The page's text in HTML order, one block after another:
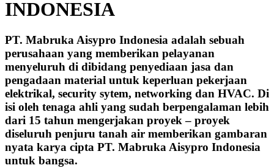
INDONESIA
PT. Mabruka Aisypro Indonesia adalah sebuah
perusahaan yang memberikan pelayanan
menyeluruh di dibidang penyediaan jasa dan
pengadaan material untuk keperluan pekerjaan
elektrikal, security sytem, networking dan HVAC. Di
isi oleh tenaga ahli yang sudah berpengalaman lebih
dari 15 tahun mengerjakan proyek – proyek
diseluruh penjuru tanah air memberikan gambaran
nyata karya cipta PT. Mabruka Aisypro Indonesia
untuk bangsa.